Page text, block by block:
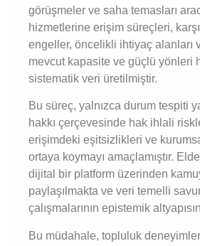
görüşmeler ve saha temasları
hizmetlerine erişim süreçleri,
engeller, öncelikli ihtiyaç alanları
mevcut kapasite ve güçlü yönleri
sistematik veri üretilmiştir.
Bu süreç, yalnızca durum tespiti
hakkı çerçevesinde hak ihlali
erişimdeki eşitsizlikleri ve
ortaya koymayı amaçlamıştır.
dijital bir platform üzerinden
paylaşılmakta ve veri temelli
çalışmalarının epistemik
Bu müdahale, topluluk